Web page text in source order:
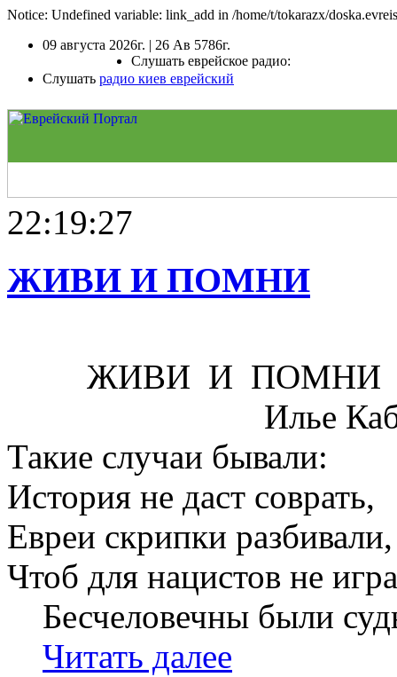
Notice: Undefined variable: link_add in /home/t/tokarazx/
09 августа 2026г. | 26 Ав 5786г.
Слушать еврейское радио:
Слушать радио киев еврейский
22:19:27
ЖИВИ И ПОМНИ
ЖИВИ И ПОМНИ
Илье
Такие случаи бывали:
История не даст соврать,
Евреи скрипки разбивали,
Чтоб для нацистов не
Бесчеловечны были
Читать далее